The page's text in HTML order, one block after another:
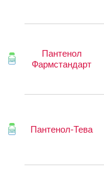
Пантенол
Фармстандарт
Пантенол-Тева